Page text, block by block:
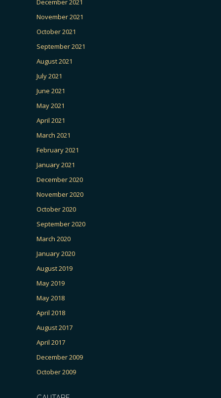
December 2021
November 2021
October 2021
September 2021
August 2021
July 2021
June 2021
May 2021
April 2021
March 2021
February 2021
January 2021
December 2020
November 2020
October 2020
September 2020
March 2020
January 2020
August 2019
May 2019
May 2018
April 2018
August 2017
April 2017
December 2009
October 2009